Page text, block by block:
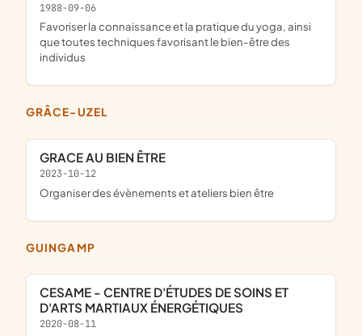
1988-09-06
favoriser la connaissance et la pratique du yoga, ainsi
que toutes techniques favorisant le bien-être des
individus
GRÂCE-UZEL
GRACE AU BIEN ÊTRE
2023-10-12
organiser des évènements et ateliers bien être
GUINGAMP
CESAME - CENTRE D'ÉTUDES DE SOINS ET
D'ARTS MARTIAUX ÉNERGÉTIQUES
2020-08-11